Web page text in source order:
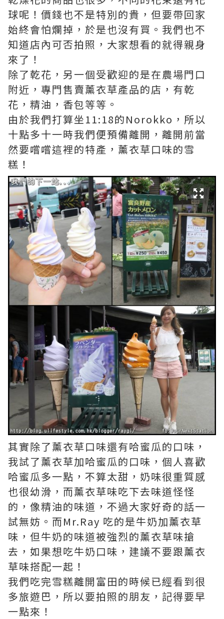
球呢！價錢也不是特別的貴，但要帶回家
始終會怕爛掉，於是也沒有買。我們也不
知道店內可否拍照，大家想看的就得親身
來了！
除了乾花，另一個受歡迎的是在農場門口
附近，專門售賣薰衣草產品的店，有乾
花，精油，香包等等。
由於我們打算坐11:18的Norokko，所以
十點多十一時我們便預備離開，離開前當
然要嚐嚐這裡的特產，薰衣草口味的雪
糕！
其實除了薰衣草口味還有哈蜜瓜的口味，
我試了薰衣草加哈蜜瓜的口味，個人喜歡
哈蜜瓜多一點，不算太甜，奶味很重質感
也很幼滑，而薰衣草味吃下去味道怪怪
的，像精油的味道，不過大家好奇的話一
試無妨。而Mr.Ray 吃的是牛奶加薰衣草
味，但牛奶的味道被強烈的薰衣草味搶
去，如果想吃牛奶口味，建議不要跟薰衣
草味搭配一起！
我們吃完雪糕離開富田的時候已經看到很
多旅遊巴，所以要拍照的朋友，記得要早
一點來！